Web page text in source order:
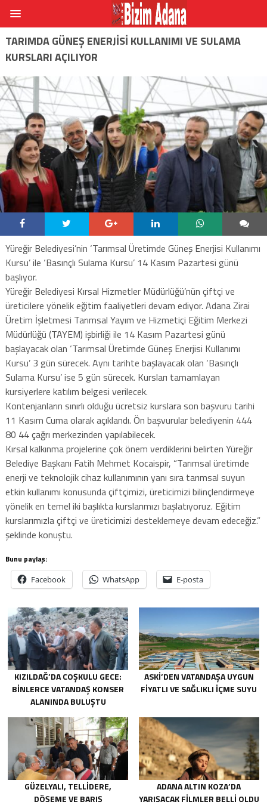
TARIMDA GÜNEŞ ENERJİSİ KULLANIMI VE SULAMA
KURSLARI AÇILIYOR
Yüreğir Belediyesi’nin ‘Tarımsal Üretimde Güneş Enerjisi Kullanımı
Kursu’ ile ‘Basınçlı Sulama Kursu’ 14 Kasım Pazartesi günü
başlıyor.
Yüreğir Belediyesi Kırsal Hizmetler Müdürlüğü’nün çiftçi ve
üreticilere yönelik eğitim faaliyetleri devam ediyor. Adana Zirai
Üretim İşletmesi Tarımsal Yayım ve Hizmetiçi Eğitim Merkezi
Müdürlüğü (TAYEM) işbirliği ile 14 Kasım Pazartesi günü
başlayacak olan ‘Tarımsal Üretimde Güneş Enerjisi Kullanımı
Kursu’ 3 gün sürecek. Aynı tarihte başlayacak olan ‘Basınçlı
Sulama Kursu’ ise 5 gün sürecek. Kursları tamamlayan
kursiyerlere katılım belgesi verilecek.
Kontenjanların sınırlı olduğu ücretsiz kurslara son başvuru tarihi
11 Kasım Cuma olarak açıklandı. Ön başvurular belediyenin 444
80 44 çağrı merkezinden yapılabilecek.
Kırsal kalkınma projelerine çok önem verdiklerini belirten Yüreğir
Belediye Başkanı Fatih Mehmet Kocaispir, “Tarımsal üretimde
enerji ve teknolojik cihaz kullanımının yanı sıra tarımsal suyun
etkin kullanımı konusunda çiftçimizi, üreticimizi bilinçlendirmeye
yönelik en temel iki başlıkta kurslarımızı başlatıyoruz. Eğitim
kurslarımızla çiftçi ve üreticimizi desteklemeye devam edeceğiz.”
şeklinde konuştu.
Bunu paylaş:
Facebook WhatsApp E-posta
KIZILDAĞ’DA COŞKULU GECE:
BINLERCE VATANDAŞ KONSER
ALANINDA BULUŞTU
ASKİ’DEN VATANDAŞA UYGUN
FIYATLI VE SAĞLIKLI IÇME SUYU
GÜZELYALI, TELLIDERE,
DÖŞEME VE BARIŞ
ADANA ALTIN KOZA’DA
YARIŞACAK FILMLER BELLI OLDU